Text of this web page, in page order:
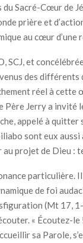
Sacré-Cœur de
prière et
au cœur d’une
et
des
réel à cette
Père Jerry a invité
appelé à
sont eux aussi
projet de Dieu :
particulière. Il
de foi
(Mt 17,
« Écoutez-
sa Parole,